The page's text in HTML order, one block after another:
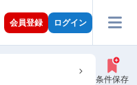
会員登録 ログイン
条件保存